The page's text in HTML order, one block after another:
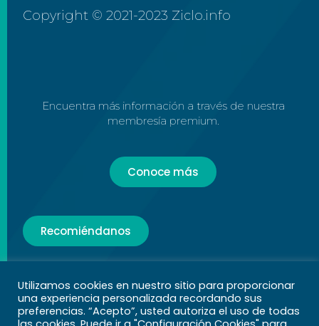
Copyright © 2021-2023 Ziclo.info
Encuentra más información a través de nuestra
membresía premium.
Conoce más
Recomiéndanos
Términos y Condiciones|Aviso de
Utilizamos cookies en nuestro sitio para proporcionar
una experiencia personalizada recordando sus
preferencias. “Acepto”, usted autoriza el uso de todas